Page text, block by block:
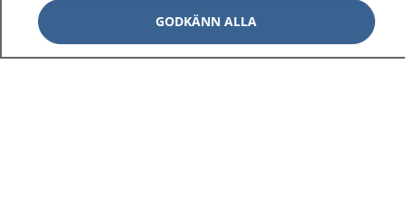
Behandling av personuppgifter
GODKÄNN ALLA